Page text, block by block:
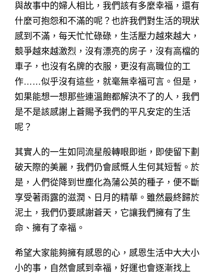
與故事中的婦人相比，我們該有多麼幸福，還有
什麼可抱怨和不滿的呢？也許我們對生活的現狀
感到不滿，每天忙忙碌碌，生活壓力越來越大，
競爭越來越激烈，沒有漂亮的房子，沒有高檔的
車子，也沒有名牌的衣服，更沒有高職位的工
作……似乎沒有這些，就毫無幸福可言。但是，
如果能想一想那些連溫飽都解決不了的人，我們
是不是該感謝上蒼賜予我們的平凡安定的生活
呢？
其實人的一生如同流星般轉眼即逝，即使留下劃
破天際的美麗，我們仍會感慨人生何其短暫。於
是，人們從降到世塵化為蒲公英的種子，便不斷
享受著雨露的滋潤、日月的精華。雖然最終歸於
泥土，我們仍要感謝蒼天，它讓我們擁有了生
命、擁有了幸福。
希望大家能夠擁有感恩的心，感恩生活中大大小
小的事，自然會感到幸福，好運也會逐漸找上